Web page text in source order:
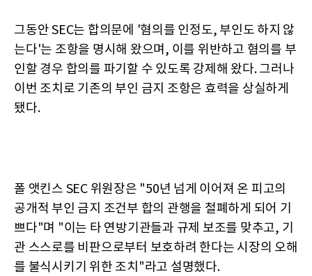
그동안 SEC는 합의문에 '혐의를 인정도, 부인도 하지 않
는다'는 조항을 명시해 왔으며, 이를 위반하고 혐의를 부
인할 경우 합의를 파기할 수 있도록 강제해 왔다. 그러나
이번 조치로 기존의 부인 금지 조항은 효력을 상실하게
됐다.
폴 앳킨스 SEC 위원장은 "50년 넘게 이어져 온 피고의
공개적 부인 금지 조건부 합의 관행을 철폐하게 되어 기
쁘다"며 "이는 타 연방기관들과 규제 보조를 맞추고, 기
관 스스로를 비판으로부터 보호하려 한다는 시장의 오해
를 불식시키기 위한 조치"라고 설명했다.